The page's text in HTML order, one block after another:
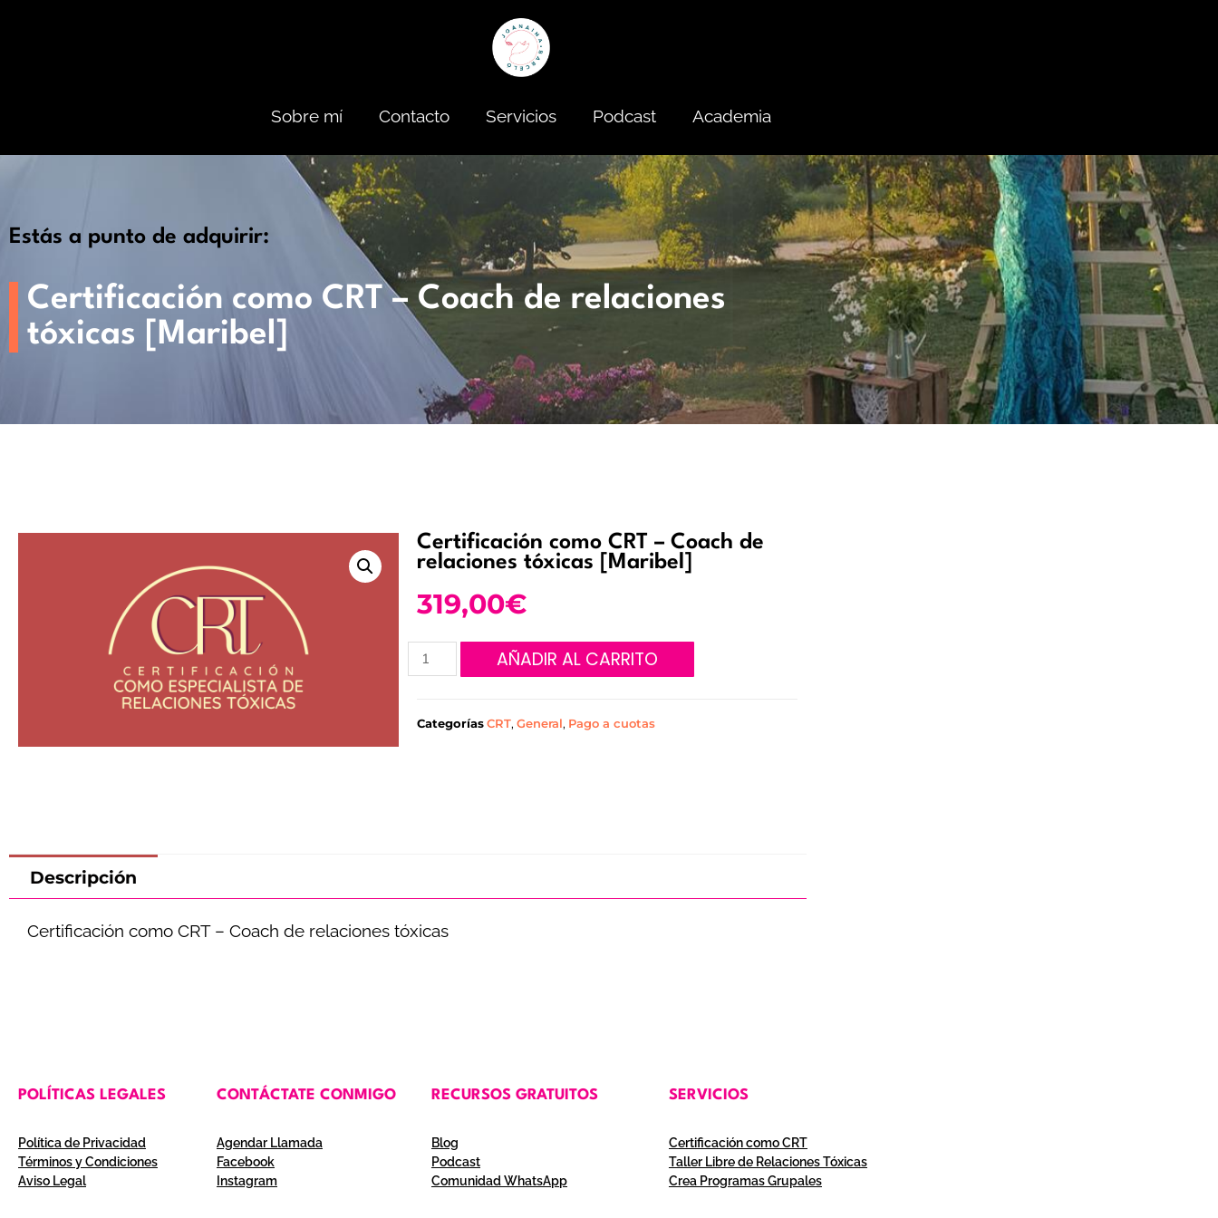
Sobre mí Contacto Servicios Podcast Academia
Estás a punto de adquirir:
Certificación como CRT – Coach de relaciones
tóxicas [Maribel]
Certificación como CRT – Coach de
relaciones tóxicas [Maribel]
319,00€
AÑADIR AL CARRITO
Categorías CRT, General, Pago a cuotas
Descripción
Certificación como CRT – Coach de relaciones tóxicas
POLÍTICAS LEGALES
Política de Privacidad
Términos y Condiciones
Aviso Legal
CONTÁCTATE CONMIGO
Agendar Llamada
Facebook
Instagram
RECURSOS GRATUITOS
Blog
Podcast
Comunidad WhatsApp
SERVICIOS
Certificación como CRT
Taller Libre de Relaciones Tóxicas
Crea Programas Grupales